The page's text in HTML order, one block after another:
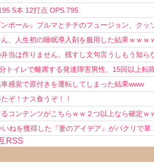
5本 12打点 OPS.795
ンボール』ブルマとチチのフュージョン、クッ
ん、人生初の睡眠導入剤を服用した結果ｗｗｗ
当は作りません。残すし文句言うしもう知ら
トイレで離席する発達障害男性、15回以上転
車感覚で原付きを運転してしまった結果www
ぞ！ナス食うぞ！！
るコンテンツがこちらｗｗ２つ以上なら確定ｗ
いねを獲得した『妻のアイデア』がパクリで草
RSS